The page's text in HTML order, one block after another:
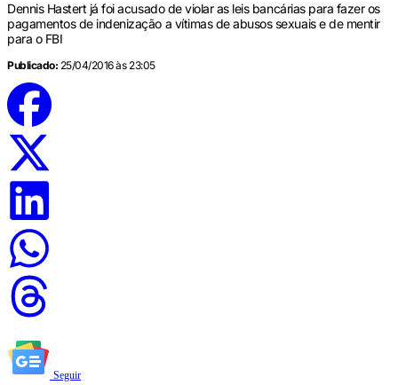
Dennis Hastert já foi acusado de violar as leis bancárias para fazer os
pagamentos de indenização a vítimas de abusos sexuais e de mentir
para o FBI
Publicado: 25/04/2016 às 23:05
Seguir